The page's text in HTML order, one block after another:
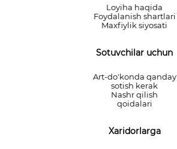
Loyiha haqida
Foydalanish shartlari
Maxfiylik siyosati
Sotuvchilar uchun
Art-do'konda qanday
sotish kerak
Nashr qilish
qoidalari
Xaridorlarga